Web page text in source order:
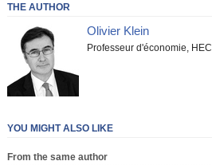
THE AUTHOR
Olivier Klein
Professeur d'économie, HEC
YOU MIGHT ALSO LIKE
From the same author